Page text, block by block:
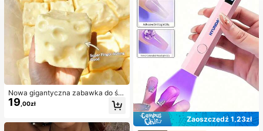
Nowa gigantyczna zabawka do ści
skania w kształcie sera z nadzienie
m, kwadratowa piłka serowa do ści
a, powolne odbijanie, obudowa z T
19,00zł
Zaoszczędź 1,23zł